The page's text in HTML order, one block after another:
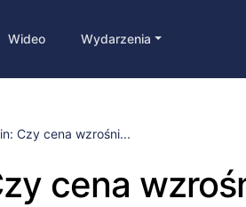
Wideo Wydarzenia
Czy cena wzrośni...
cena